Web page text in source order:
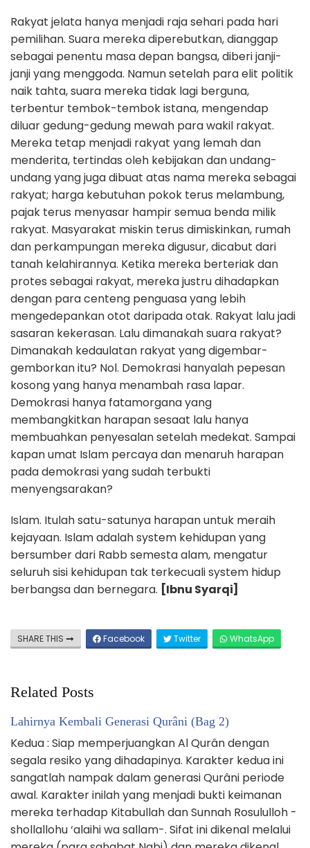
Rakyat jelata hanya menjadi raja sehari pada hari
pemilihan. Suara mereka diperebutkan, dianggap
sebagai penentu masa depan bangsa, diberi janji-
janji yang menggoda. Namun setelah para elit politik
naik tahta, suara mereka tidak lagi berguna,
terbentur tembok-tembok istana, mengendap
diluar gedung-gedung mewah para wakil rakyat.
Mereka tetap menjadi rakyat yang lemah dan
menderita, tertindas oleh kebijakan dan undang-
undang yang juga dibuat atas nama mereka sebagai
rakyat; harga kebutuhan pokok terus melambung,
pajak terus menyasar hampir semua benda milik
rakyat. Masyarakat miskin terus dimiskinkan, rumah
dan perkampungan mereka digusur, dicabut dari
tanah kelahirannya. Ketika mereka berteriak dan
protes sebagai rakyat, mereka justru dihadapkan
dengan para centeng penguasa yang lebih
mengedepankan otot daripada otak. Rakyat lalu jadi
sasaran kekerasan. Lalu dimanakah suara rakyat?
Dimanakah kedaulatan rakyat yang digembar-
gemborkan itu? Nol. Demokrasi hanyalah pepesan
kosong yang hanya menambah rasa lapar.
Demokrasi hanya fatamorgana yang
membangkitkan harapan sesaat lalu hanya
membuahkan penyesalan setelah medekat. Sampai
kapan umat Islam percaya dan menaruh harapan
pada demokrasi yang sudah terbukti
menyengsarakan?
Islam. Itulah satu-satunya harapan untuk meraih
kejayaan. Islam adalah system kehidupan yang
bersumber dari Rabb semesta alam, mengatur
seluruh sisi kehidupan tak terkecuali system hidup
berbangsa dan bernegara. [Ibnu Syarqi]
SHARE THIS Facebook Twitter WhatsApp
Related Posts
Lahirnya Kembali Generasi Qurâni (Bag 2)
Kedua : Siap memperjuangkan Al Qurân dengan
segala resiko yang dihadapinya. Karakter kedua ini
sangatlah nampak dalam generasi Qurâni periode
awal. Karakter inilah yang menjadi bukti keimanan
mereka terhadap Kitabullah dan Sunnah Rosululloh -
shollallohu ‘alaihi wa sallam-. Sifat ini dikenal melalui